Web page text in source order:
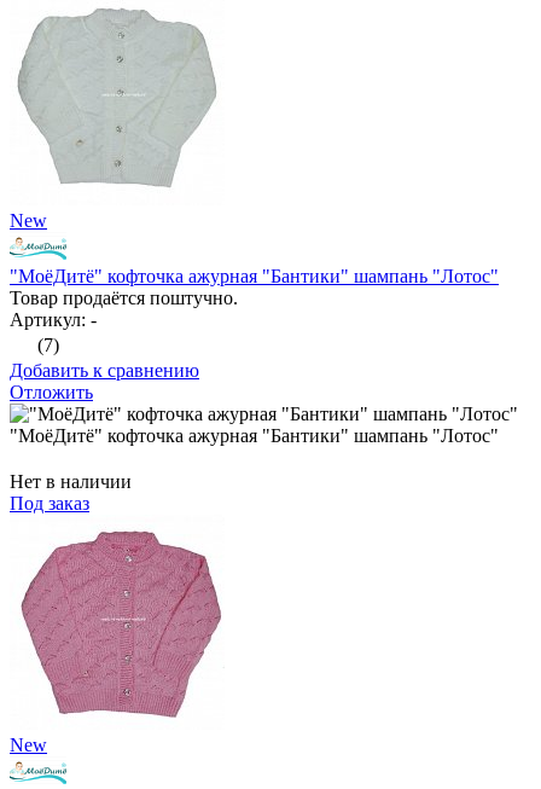
New
"МоёДитё" кофточка ажурная "Бантики" шампань "Лотос"
Товар продаётся поштучно.
Артикул: -
(7)
Добавить к сравнению
Отложить
"МоёДитё" кофточка ажурная "Бантики" шампань "Лотос"
Нет в наличии
Под заказ
New